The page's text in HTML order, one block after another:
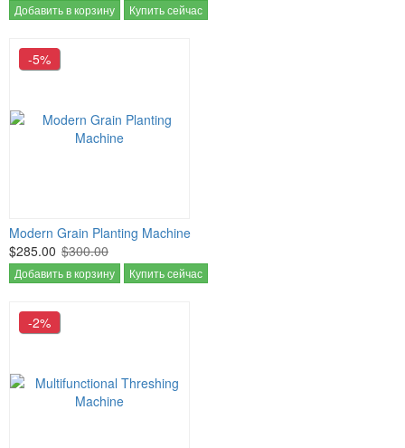
Добавить в корзину Купить сейчас
-5%
Modern Grain Planting Machine
$285.00 $300.00
Добавить в корзину Купить сейчас
-2%